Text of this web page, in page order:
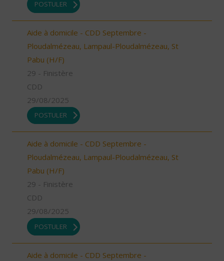
POSTULER
Aide à domicile - CDD Septembre -
Ploudalmézeau, Lampaul-Ploudalmézeau, St
Pabu (H/F)
29 - Finistère
CDD
29/08/2025
POSTULER
Aide à domicile - CDD Septembre -
Ploudalmézeau, Lampaul-Ploudalmézeau, St
Pabu (H/F)
29 - Finistère
CDD
29/08/2025
POSTULER
Aide à domicile - CDD Septembre -